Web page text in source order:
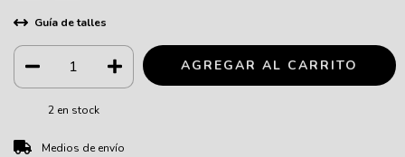
Guía de talles
2en stock
Entregas para el CP:
Medios de envío